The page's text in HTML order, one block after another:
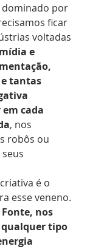
dominado por
ficar
voltadas
mídia e
tantas
cada
, nos
robôs ou
é o
esse veneno.
nos
tipo